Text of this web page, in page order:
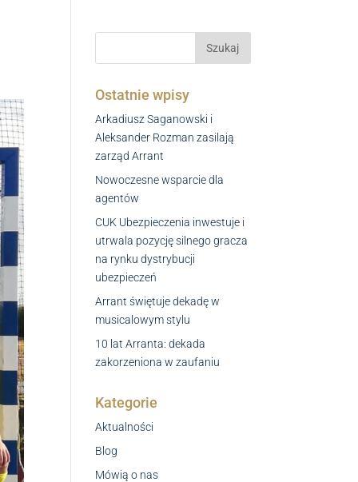
Ostatnie wpisy
Arkadiusz Saganowski i
Aleksander Rozman zasilają
zarząd Arrant
Nowoczesne wsparcie dla
agentów
CUK Ubezpieczenia inwestuje i
utrwala pozycję silnego gracza
na rynku dystrybucji
ubezpieczeń
Arrant świętuje dekadę w
musicalowym stylu
10 lat Arranta: dekada
zakorzeniona w zaufaniu
Kategorie
Aktualności
Blog
Mówią o nas